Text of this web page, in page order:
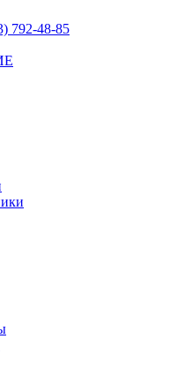
792-48-85